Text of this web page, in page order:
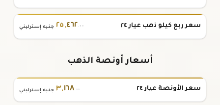
سعر ربع كيلو ذهب عيار ٢٤ ٢٥,٤٦٢.٠٠ جنيه إسترليني
أسعار أونصة الذهب
سعر الأونصة عيار ٢٤ ٣,١٦٨.٠٠ جنيه إسترليني